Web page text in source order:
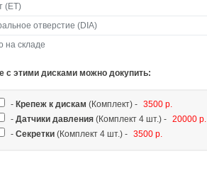
(ET)
отверстие (DIA)
на складе
c этими дисками можно докупить:
- Крепеж к дискам (Комплект) - 3500 р.
- Датчики давления (Комплект 4 шт.) - 20000 р.
- Секретки (Комплект 4 шт.) - 3500 р.